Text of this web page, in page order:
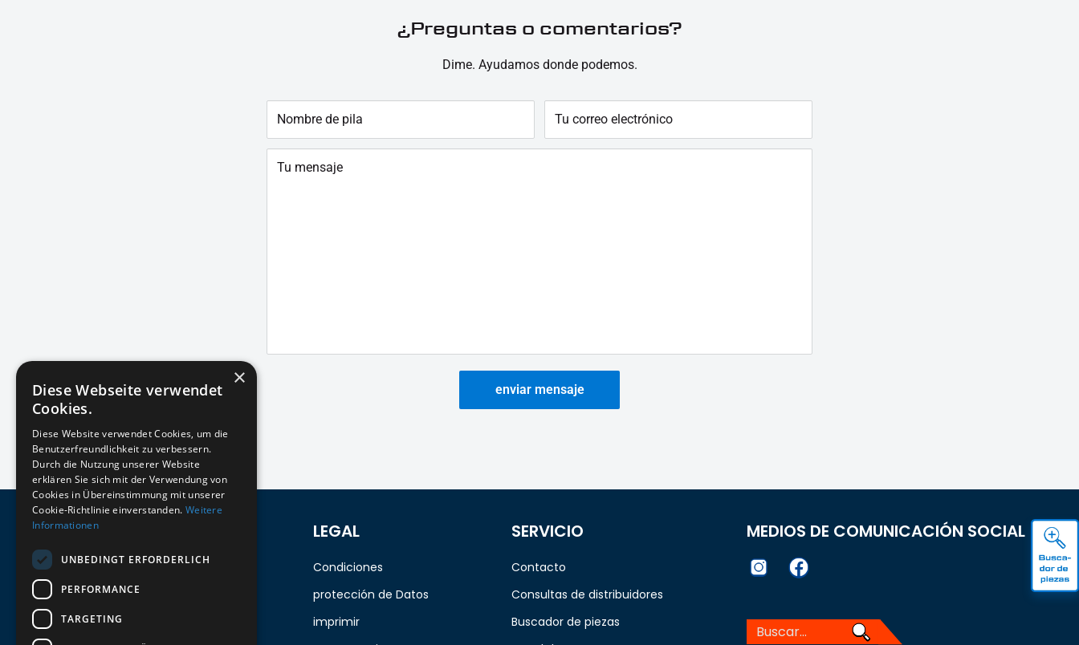
¿Preguntas o comentarios?
Dime. Ayudamos donde podemos.
Nombre de pila Tu correo electrónico
Tu mensaje
enviar mensaje
REGÍSTRESE PARA EL BOLETÍN
¡Manténgase al día con los recién
llegados para los últimos modelos!
Tu correo electrónico
LEGAL
Condiciones
protección de Datos
imprimir
SERVICIO
Contacto
Consultas de distribuidores
Buscador de piezas
MEDIOS DE COMUNICACIÓN SOCIAL
×
Diese Webseite verwendet
Cookies.
Diese Website verwendet Cookies, um die
Benutzerfreundlichkeit zu verbessern.
Durch die Nutzung unserer Website
erklären Sie sich mit der Verwendung von
Cookies in Übereinstimmung mit unserer
Cookie-Richtlinie einverstanden. Weitere
Informationen
UNBEDINGT ERFORDERLICH
PERFORMANCE
TARGETING